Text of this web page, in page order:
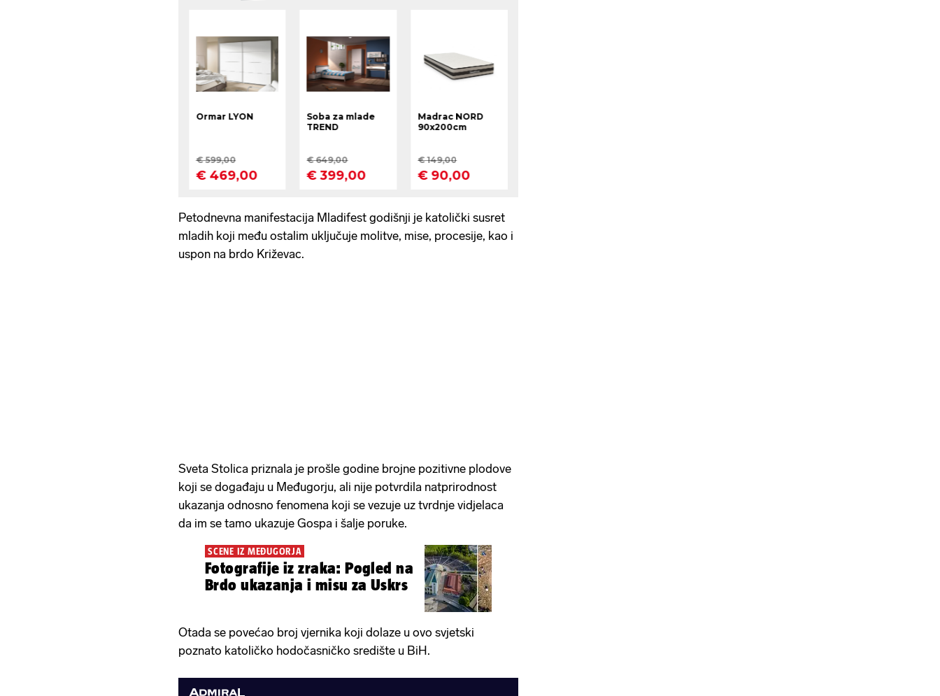
Petodnevna manifestacija Mladifest godišnji je katolički susret
mladih koji među ostalim uključuje molitve, mise, procesije, kao i
uspon na brdo Križevac.
Sveta Stolica priznala je prošle godine brojne pozitivne plodove
koji se događaju u Međugorju, ali nije potvrdila natprirodnost
ukazanja odnosno fenomena koji se vezuje uz tvrdnje vidjelaca
da im se tamo ukazuje Gospa i šalje poruke.
SCENE IZ MEĐUGORJA
Fotografije iz zraka: Pogled na
Brdo ukazanja i misu za Uskrs
Otada se povećao broj vjernika koji dolaze u ovo svjetski
poznato katoličko hodočasničko središte u BiH.